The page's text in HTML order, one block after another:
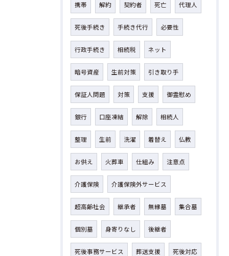
携帯 解約 契約者 死亡 代理人
死後手続き 手続き代行 必要性
行政手続き 相続税 ネット
暗号資産 生前対策 引き取り手
保証人問題 対策 支援 御霊慰め
銀行 口座凍結 解除 相続人
整理 生前 洗濯 着替え 仏教
お供え 火葬車 仕組み 注意点
介護保険 介護保険外サービス
超高齢社会 継承者 無縁墓 集合墓
個別墓 身寄りなし 後継者
死後事務サービス 葬送支援 死後対応